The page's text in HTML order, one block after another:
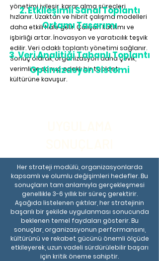
yönetimi iyileşir, karar alma süreçleri
hızlanır. Uzaktan ve hibrit çalışma modelleri
daha etkili hale gelir. Çalışan katılımı ve
işbirliği artar. İnovasyon ve yaratıcılık teşvik
edilir. Veri odaklı toplantı yönetimi sağlanır.
Sonuç olarak, organizasyon daha çevik,
verimli ve sonuç odaklı bir toplantı
kültürüne kavuşur.
2. Etkileşimli Sanal Toplantı
Ortamı Tasarımı
3. Veri Analitiği Tabanlı Toplantı
Optimizasyon Sistemi
Her strateji modülü, organizasyonlarda
kapsamlı ve olumlu değişimleri hedefler. Bu
sonuçların tam anlamıyla gerçekleşmesi
genellikle 3-6 yıllık bir süreç gerektirir.
Aşağıda listelenen çıktılar, her stratejinin
başarılı bir şekilde uygulanması sonucunda
beklenen temel faydaları gösterir. Bu
sonuçlar, organizasyonun performansını,
kültürünü ve rekabet gücünü önemli ölçüde
etkileyerek, uzun vadeli sürdürülebilir başarı
için kritik öneme sahiptir.